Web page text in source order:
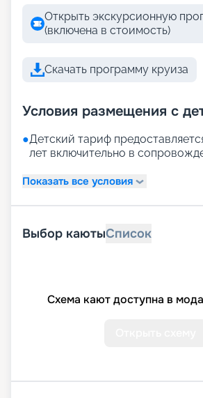
Открыть экскурсионную
(включена в стоимость)
Скачать программу круиза
Условия размещения с
●Детский тариф
лет включительно в
Показать все условия
Выбор каютыСписок
Схема кают доступна в